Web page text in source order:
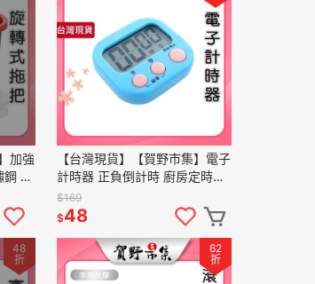
加強
更
【台灣現貨】【賀野市集】電子
計時器 正負倒計時 廚房定時器
大屏幕 提醒 磁吸 馬卡龍 多功
能 廚房 料理 烘焙 烘烤
$169
$48
48
折
62
折